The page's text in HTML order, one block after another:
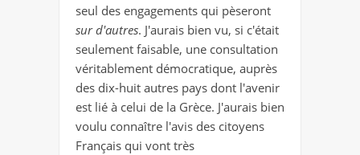
seul des engagements qui pèseront
sur d'autres. J'aurais bien vu, si c'était
seulement faisable, une consultation
véritablement démocratique, auprès
des dix-huit autres pays dont l'avenir
est lié à celui de la Grèce. J'aurais bien
voulu connaître l'avis des citoyens
Français qui vont très